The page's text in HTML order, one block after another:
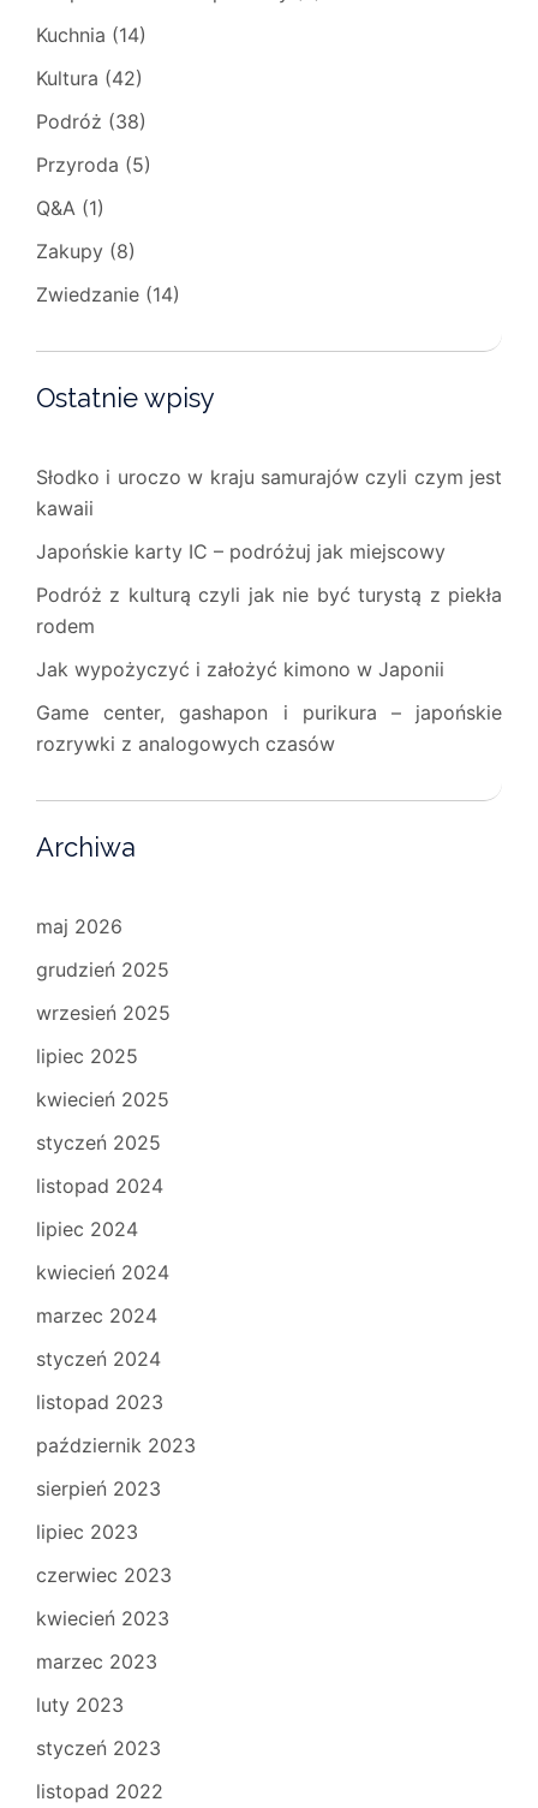
Kuchnia (14)
Kultura (42)
Podróż (38)
Przyroda (5)
Q&A (1)
Zakupy (8)
Zwiedzanie (14)
Ostatnie wpisy
Słodko i uroczo w kraju samurajów czyli czym jest
kawaii
Japońskie karty IC – podróżuj jak miejscowy
Podróż z kulturą czyli jak nie być turystą z piekła
rodem
Jak wypożyczyć i założyć kimono w Japonii
Game center, gashapon i purikura – japońskie
rozrywki z analogowych czasów
Archiwa
maj 2026
grudzień 2025
wrzesień 2025
lipiec 2025
kwiecień 2025
styczeń 2025
listopad 2024
lipiec 2024
kwiecień 2024
marzec 2024
styczeń 2024
listopad 2023
październik 2023
sierpień 2023
lipiec 2023
czerwiec 2023
kwiecień 2023
marzec 2023
luty 2023
styczeń 2023
listopad 2022